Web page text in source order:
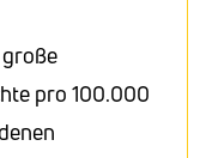
pro 100.000